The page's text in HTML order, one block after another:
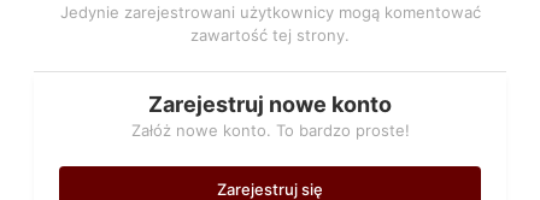
Jedynie zarejestrowani użytkownicy mogą komentować
zawartość tej strony.
Zarejestruj nowe konto
Załóż nowe konto. To bardzo proste!
Zarejestruj się